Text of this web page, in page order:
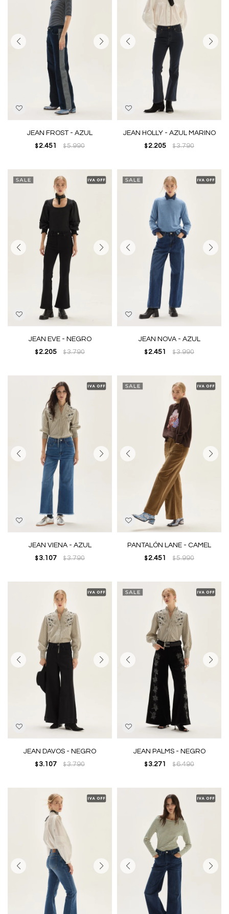
JEAN FROST - AZUL
$ 2.451 $5.990
JEAN HOLLY - AZUL MARINO
$ 2.205 $3.790
JEAN EVE - NEGRO
$ 2.205 $3.790
JEAN NOVA - AZUL
$ 2.451 $3.990
JEAN VIENA - AZUL
$ 3.107 $3.790
PANTALÓN LANE - CAMEL
$ 2.451 $5.990
JEAN DAVOS - NEGRO
$ 3.107 $3.790
JEAN PALMS - NEGRO
$ 3.271 $6.490